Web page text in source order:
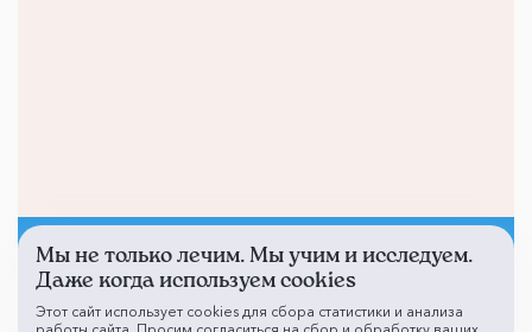
Не смогли записаться к
врачу?
Мы не только лечим. Мы учим и исследуем.
Даже когда используем cookies
Этот сайт использует cookies для сбора статистики и анализа